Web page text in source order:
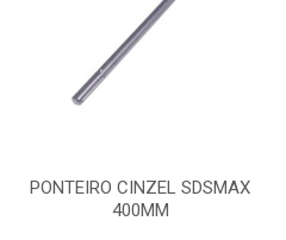
PONTEIRO CINZEL SDSMAX
400MM